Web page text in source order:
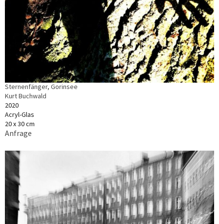
Sternenfänger, Gorinsee
Kurt Buchwald
2020
Acryl-Glas
20 x 30 cm
Anfrage